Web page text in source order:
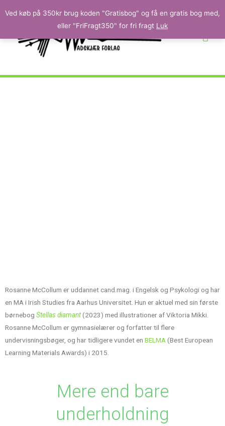
Ved køb på 350kr brug koden "Gratisbog" og få en gratis bog med,
eller "FriFragt350" for fri fragt Luk
Rosanne McCollum er uddannet cand.mag. i Engelsk og Psykologi og har
en MA i Irish Studies fra Aarhus Universitet. Hun er aktuel med sin første
børnebog Stellas diamant(2023) med illustrationer af Viktoria Mikki.
Rosanne McCollum er gymnasielærer og forfatter til flere
undervisningsbøger, og har tidligere vundet en BELMA (Best European
Learning Materials Awards) i 2015.
Mere end bare
underholdning